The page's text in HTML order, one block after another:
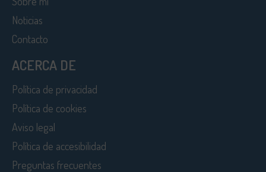
Noticias
Contacto
ACERCA DE
Política de privacidad
Política de cookies
Aviso legal
Política de accesibilidad
Preguntas frecuentes